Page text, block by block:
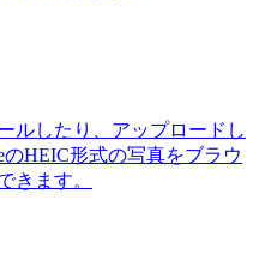
ルしたり、アップロードし
HEIC形式の写真をブラウ
きます。